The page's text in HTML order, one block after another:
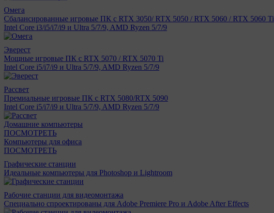
Омега
Сбалансированные игровые ПК с RTX 3050/ RTX 5050 / RTX 5060 / RTX 5060 Ti
Intel Core i3/i5/i7/i9 и Ultra 5/7/9, AMD Ryzen 5/7/9
Эверест
Мощные игровые ПК с RTX 5070 / RTX 5070 Ti
Intel Core i5/i7/i9 и Ultra 5/7/9, AMD Ryzen 5/7/9
Рассвет
Премиальные игровые ПК с RTX 5080/RTX 5090
Intel Core i5/i7/i9 и Ultra 5/7/9, AMD Ryzen 5/7/9
Домашние компьютеры
ПОСМОТРЕТЬ
Компьютеры для офиса
ПОСМОТРЕТЬ
Графические станции
Идеальные компьютеры для Photoshop и Lightroom
Рабочие станции для видеомонтажа
Специально спроектированы для Adobe Premiere Pro и Adobe After Effects